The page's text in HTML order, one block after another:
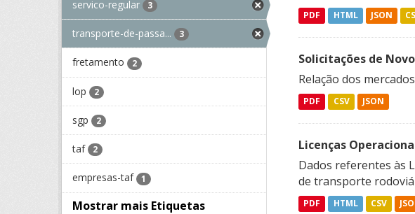
servico-regular 3
transporte-de-passa... 3
fretamento 2
lop 2
sgp 2
taf 2
empresas-taf 1
Mostrar mais Etiquetas
PDF HTML JSON
Solicitações de
Relação dos
PDF CSV JSON
Licenças
Dados referentes às
de transporte
PDF HTML CSV